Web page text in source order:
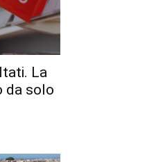
La
da solo